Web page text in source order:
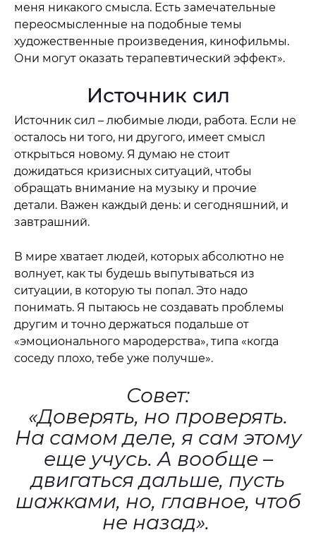
меня никакого смысла. Есть замечательные
переосмысленные на подобные темы
художественные произведения, кинофильмы.
Они могут оказать терапевтический эффект».
Источник сил
Источник сил – любимые люди, работа. Если не
осталось ни того, ни другого, имеет смысл
открыться новому. Я думаю не стоит
дожидаться кризисных ситуаций, чтобы
обращать внимание на музыку и прочие
детали. Важен каждый день: и сегодняшний, и
завтрашний.
В мире хватает людей, которых абсолютно не
волнует, как ты будешь выпутываться из
ситуации, в которую ты попал. Это надо
понимать. Я пытаюсь не создавать проблемы
другим и точно держаться подальше от
«эмоционального мародерства», типа «когда
соседу плохо, тебе уже получше».
Совет:
«Доверять, но проверять.
На самом деле, я сам этому
еще учусь. А вообще –
двигаться дальше, пусть
шажками, но, главное, чтоб
не назад».